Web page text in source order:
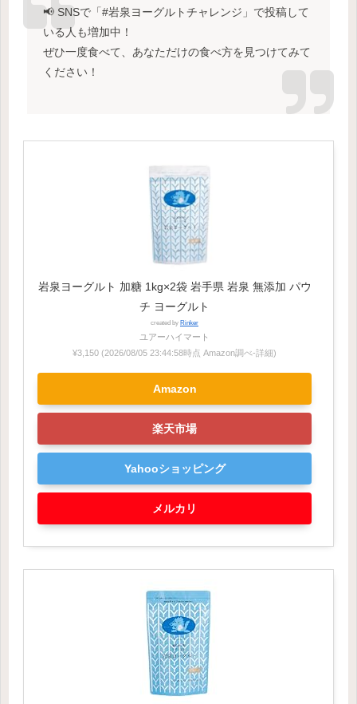
📢 SNSで「#岩泉ヨーグルトチャレンジ」で投稿して
いる人も増加中！
ぜひ一度食べて、あなただけの食べ方を見つけてみて
ください！
岩泉ヨーグルト 加糖 1kg×2袋 岩手県 岩泉 無添加 パウ
チ ヨーグルト
created by Rinker
ユアーハイマート
¥3,150 (2026/08/05 23:44:58時点 Amazon調べ-詳細)
Amazon
楽天市場
Yahooショッピング
メルカリ